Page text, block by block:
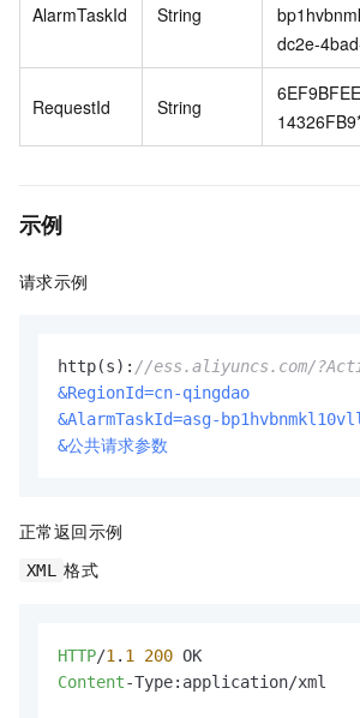
AlarmTaskId String
dc2e-
RequestId String
示例
请求示例
http(s): //ess.aliyuncs.com/
&RegionId=cn-qingdao
&AlarmTaskId=asg-
&公共请求参数
正常返回示例
XML 格式
HTTP/1 . 1 200
Content-Type:application/xml